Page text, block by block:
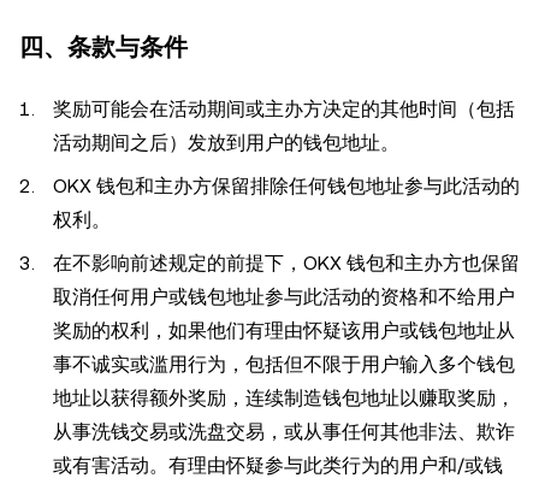
四、条款与条件
奖励可能会在活动期间或主办方决定的其他时间（包括
活动期间之后）发放到用户的钱包地址。
OKX 钱包和主办方保留排除任何钱包地址参与此活动的
权利。
在不影响前述规定的前提下，OKX 钱包和主办方也保留
取消任何用户或钱包地址参与此活动的资格和不给用户
奖励的权利，如果他们有理由怀疑该用户或钱包地址从
事不诚实或滥用行为，包括但不限于用户输入多个钱包
地址以获得额外奖励，连续制造钱包地址以赚取奖励，
从事洗钱交易或洗盘交易，或从事任何其他非法、欺诈
或有害活动。有理由怀疑参与此类行为的用户和/或钱